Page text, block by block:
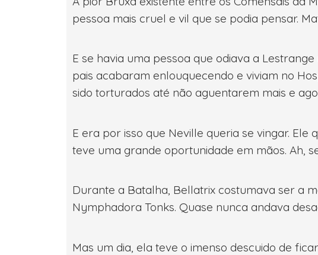
pessoa mais cruel e vil que se podia pensar.
E se havia uma pessoa que odiava a
pais acabaram enlouquecendo e viviam no
sido torturados até não aguentarem mais e
E era por isso que Neville queria se vingar.
teve uma grande oportunidade em mãos. Ah,
Durante a Batalha, Bellatrix costumava ser a
Nymphadora Tonks. Quase nunca andava
Mas um dia, ela teve o imenso descuido de